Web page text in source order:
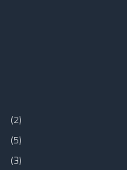
(2)
(5)
(3)